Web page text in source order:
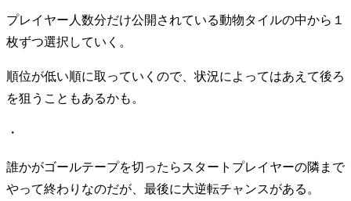
プレイヤー人数分だけ公開されている動物タイルの中から１
枚ずつ選択していく。
順位が低い順に取っていくので、状況によってはあえて後ろ
を狙うこともあるかも。
・
誰かがゴールテープを切ったらスタートプレイヤーの隣まで
やって終わりなのだが、最後に大逆転チャンスがある。